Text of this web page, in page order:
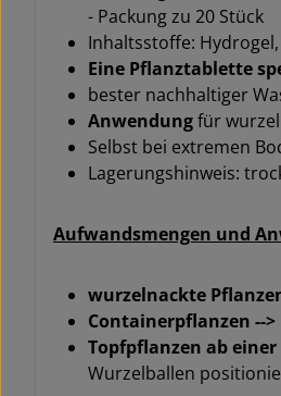
- Packung zu 20 Stück
Inhaltsstoffe:
Eine Pflanztablette
bester nachhaltiger
Anwendungfür
Selbst bei extremen
Lagerungshinweis:
Aufwandsmengen und
wurzelnackte
Containerpflanzen --
Topfpflanzen ab
Wurzelballen